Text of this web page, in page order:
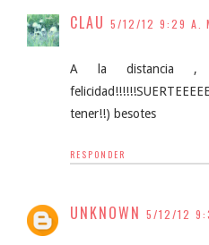
CLAU 5/12/12 9:29 A.
A la distancia
tener!!) besotes
RESPONDER
UNKNOWN 5/12/12